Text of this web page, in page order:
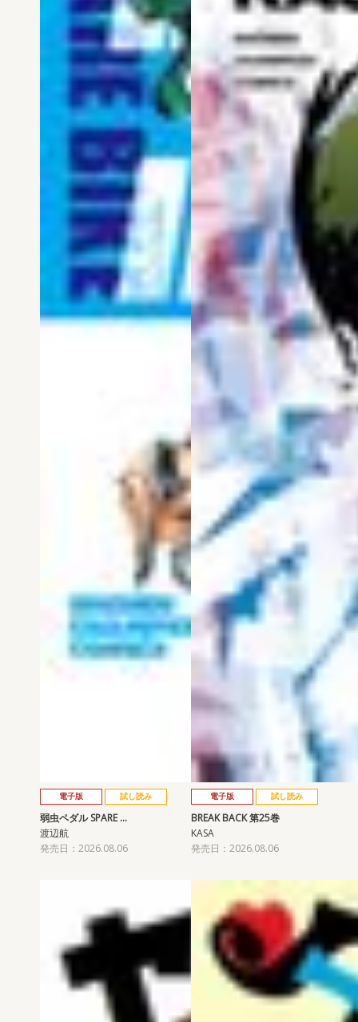
電子版 試し読み
弱虫ペダル SPARE …
渡辺航
発売日：2026.08.06
電子版 試し読み
BREAK BACK 第25巻
KASA
発売日：2026.08.06